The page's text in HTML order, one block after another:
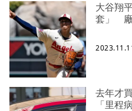
大谷翔
套」 廠
去年才
「里程